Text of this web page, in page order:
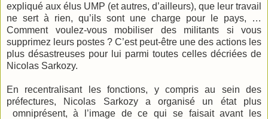
expliqué aux élus UMP (et autres, d’ailleurs), que leur travail
ne sert à rien, qu’ils sont une charge pour le pays, …
Comment voulez-vous mobiliser des militants si vous
supprimez leurs postes ? C’est peut-être une des actions les
plus désastreuses pour lui parmi toutes celles décriées de
Nicolas Sarkozy.
En recentralisant les fonctions, y compris au sein des
préfectures, Nicolas Sarkozy a organisé un état plus
omniprésent, à l’image de ce qui se faisait avant les